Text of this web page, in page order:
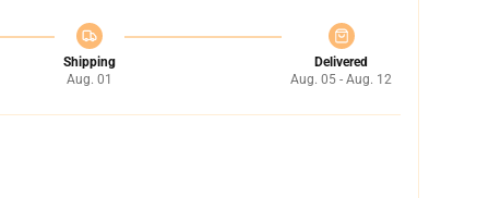
Shipping
Aug. 01
Delivered
Aug. 05 - Aug. 12